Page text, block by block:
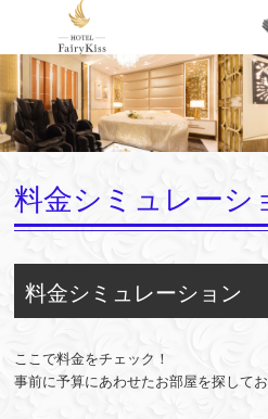
料金シミュレーシ
料金シミュレーション
ここで料金をチェック！
事前に予算にあわせたお部屋を探してお